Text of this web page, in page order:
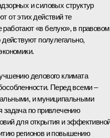
и силовых структур
от этих действий те
работают «в белую», в правовом
полулегально,
делового климата
Перед всеми –
и муниципальными
задача по привлечению
для открытия и
регионов и повышению